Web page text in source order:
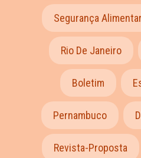
Segurança Alimentar
Rio De Janeiro
Boletim
Pernambuco
Revista-Proposta